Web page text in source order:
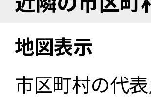
地図表示
市区町村の代